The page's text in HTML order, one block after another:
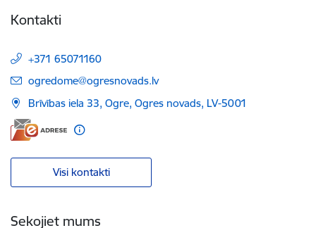
Kontakti
+371 65071160
E-pasts:
ogredome@ogresnovads.lv
Brīvības iela 33, Ogre, Ogres novads, LV-5001
Visi kontakti
Sekojiet mums